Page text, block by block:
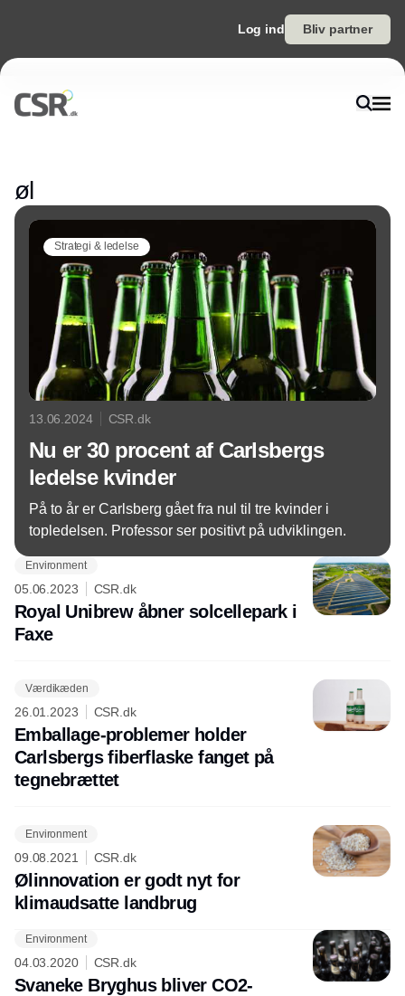
Log ind Bliv partner
øl
Strategi & ledelse
13.06.2024 CSR.dk
Nu er 30 procent af Carlsbergs
ledelse kvinder
På to år er Carlsberg gået fra nul til tre kvinder i
topledelsen. Professor ser positivt på udviklingen.
Environment
05.06.2023 CSR.dk
Royal Unibrew åbner solcellepark i
Faxe
Værdikæden
26.01.2023 CSR.dk
Emballage-problemer holder
Carlsbergs fiberflaske fanget på
tegnebrættet
Environment
09.08.2021 CSR.dk
Ølinnovation er godt nyt for
klimaudsatte landbrug
Environment
04.03.2020 CSR.dk
Svaneke Bryghus bliver CO2-